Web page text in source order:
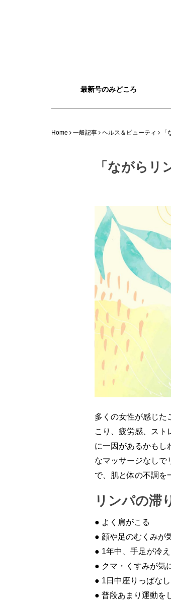
最新号のみどころ
Home 一般記事 ヘルス＆ビューティ
「ながらリ
多くの女性が感じた
こり、疲労感、スト
に一因があるかもし
なマッサージなしで
で、肌と体の不調を
リンパの滞
● よく肩がこる
● 顔や足のむくみが
● 1年中、手足が冷
● クマ・くすみが気
● 1日中座りっぱな
● 普段あまり運動を